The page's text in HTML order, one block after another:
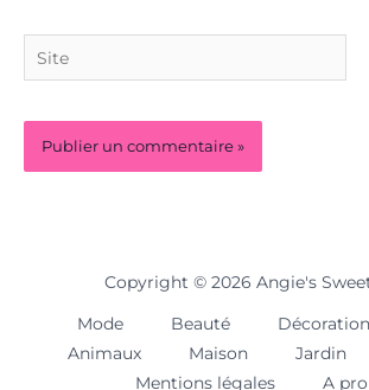
Site
Copyright © 2026 Angie's
Mode Beauté
Animaux
Maison Jardin
Mentions légales
A